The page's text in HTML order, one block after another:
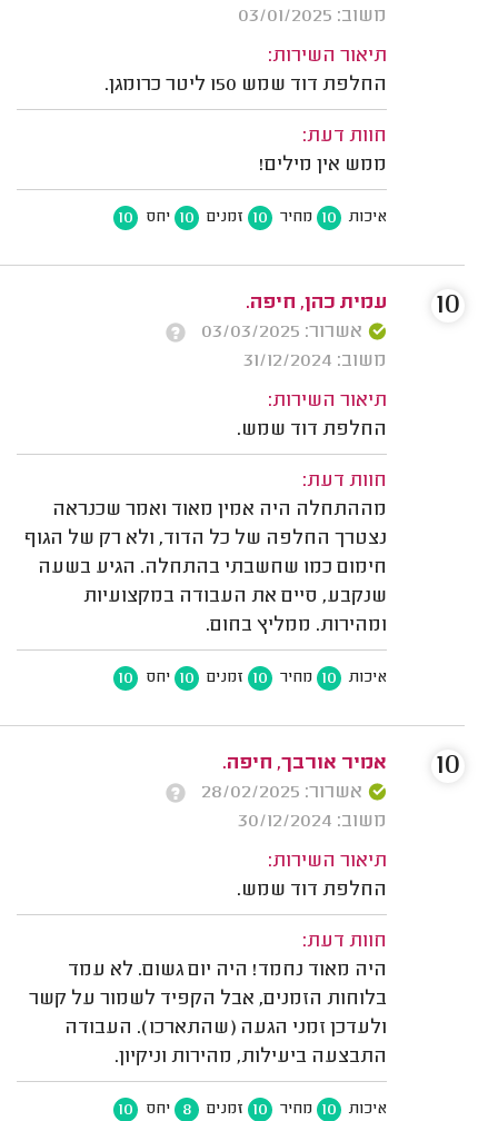
משוב: 03/01/2025
תיאור השירות:
החלפת דוד שמש 150 ליטר כרומגן.
חוות דעת:
ממש אין מילים!
איכות 10 מחיר 10 זמנים 10 יחס 10
עמית כהן, חיפה.
אשרור: 03/03/2025
משוב: 31/12/2024
תיאור השירות:
החלפת דוד שמש.
חוות דעת:
מההתחלה היה אמין מאוד ואמר שכנראה
נצטרך החלפה של כל הדוד, ולא רק של הגוף
חימום כמו שחשבתי בהתחלה. הגיע בשעה
שנקבע, סיים את העבודה במקצועיות
ומהירות. ממליץ בחום.
איכות 10 מחיר 10 זמנים 10 יחס 10
10
אמיר אורבך, חיפה.
אשרור: 28/02/2025
משוב: 30/12/2024
תיאור השירות:
החלפת דוד שמש.
חוות דעת:
היה מאוד נחמד! היה יום גשום. לא עמד
בלוחות הזמנים, אבל הקפיד לשמור על קשר
ולעדכן זמני הגעה (שהתארכו). העבודה
התבצעה ביעילות, מהירות וניקיון.
איכות 10 מחיר 10 זמנים 8 יחס 10
10